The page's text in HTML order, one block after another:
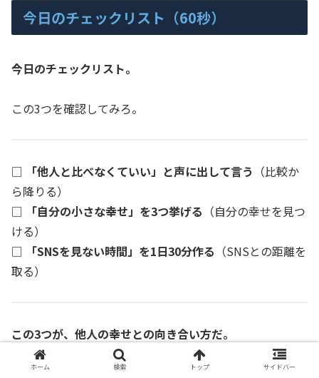
今日のチェックリスト（60秒）
今日のチェックリスト。
この3つを確認してみろ。
□ 「他人と比べなくていい」と声に出して言う （比較か
ら降りる）
□
「自分の小さな幸せ」を3つ挙げる （自分の幸せを見つ
ける）
□
「SNSを見ない時間」を1日30分作る （SNSとの距離を
取る）
この3つが、他人の幸せとの向き合い方だ。
他人の幸せがまぶしいのは、
ホーム 検索 トップ サイドバー